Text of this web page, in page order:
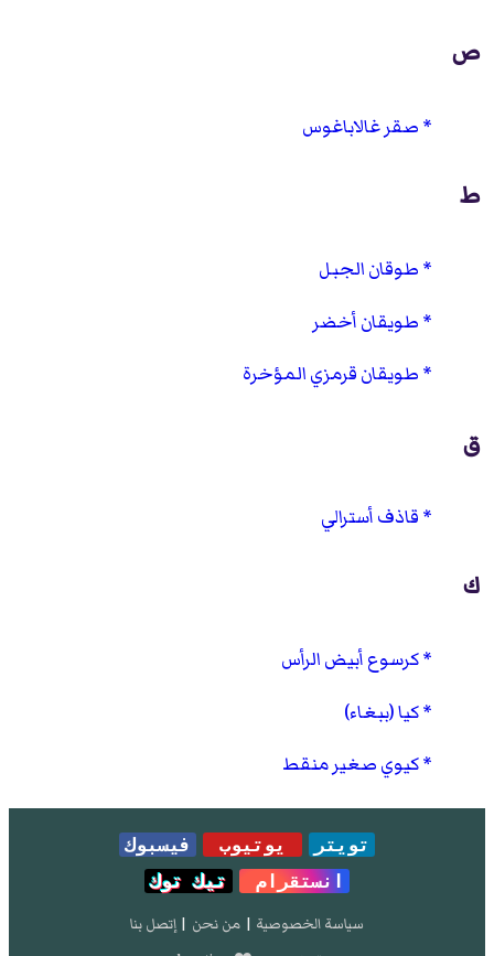
ص
صقر غالاباغوس
ط
طوقان الجبل
طويقان أخضر
طويقان قرمزي المؤخرة
ق
قاذف أسترالي
ك
كرسوع أبيض الرأس
كيا (ببغاء)
كيوي صغير منقط
تويتر يوتيوب
فيسبوك
انستقرام
تيك توك
سياسة الخصوصية | من نحن | إتصل بنا